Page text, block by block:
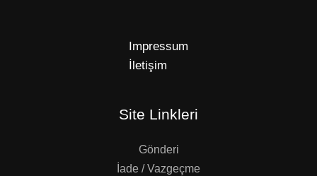
Impressum
İletişim
Site Linkleri
Gönderi
İade / Vazgeçme